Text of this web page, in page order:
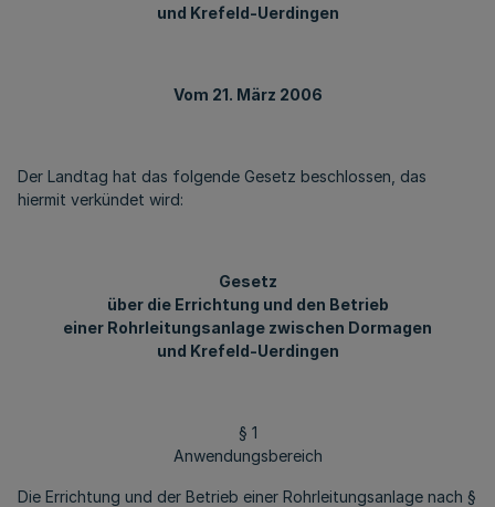
und Krefeld-Uerdingen
Vom 21. März 2006
Der Landtag hat das folgende Gesetz beschlossen, das
hiermit verkündet wird:
Gesetz
über die Errichtung und den Betrieb
einer Rohrleitungsanlage zwischen Dormagen
und Krefeld-Uerdingen
§ 1
Anwendungsbereich
Die Errichtung und der Betrieb einer Rohrleitungsanlage nach §